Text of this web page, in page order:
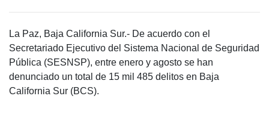
La Paz, Baja California Sur.- De acuerdo con el
Secretariado Ejecutivo del Sistema Nacional de Seguridad
Pública (SESNSP), entre enero y agosto se han
denunciado un total de 15 mil 485 delitos en Baja
California Sur (BCS).